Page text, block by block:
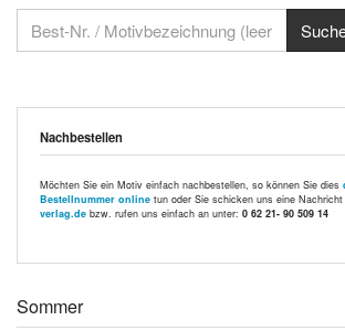
Nachbestellen
Möchten Sie ein Motiv einfach nachbestellen, so können Sie dies
Bestellnummer online tun oder Sie schicken uns eine Nachricht
verlag.de bzw. rufen uns einfach an unter: 0 62 21- 90 509 14
Sommer